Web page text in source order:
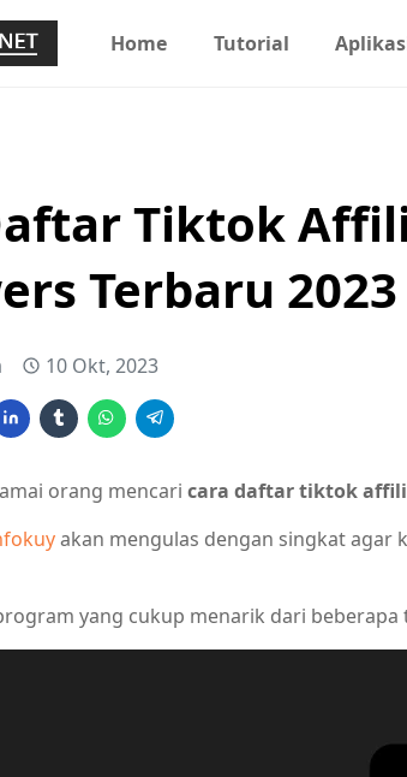
Home Tutorial
Tiktok
Terbaru 2023
10 Okt, 2023
orang mencari cara daftar tiktok
akan mengulas dengan singkat agar
yang cukup menarik dari beberapa